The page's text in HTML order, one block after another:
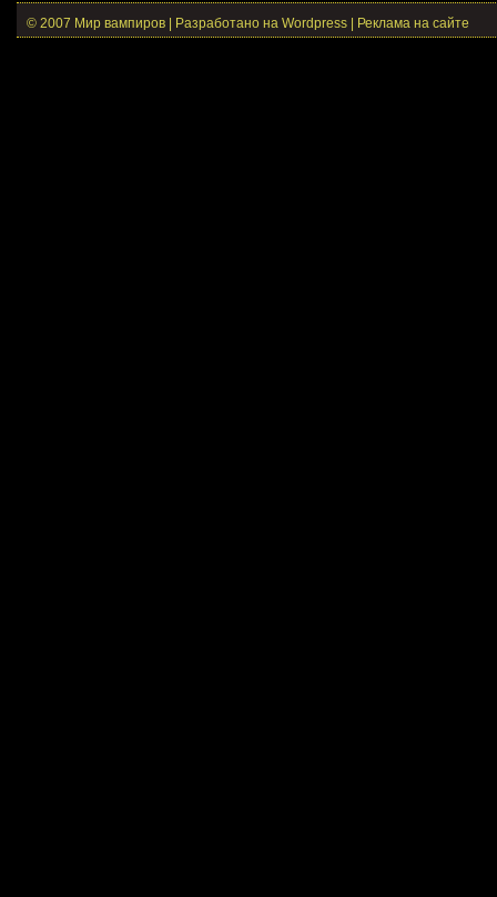
© 2007 Мир вампиров | Разработано на Wordpress | Реклама на сайте